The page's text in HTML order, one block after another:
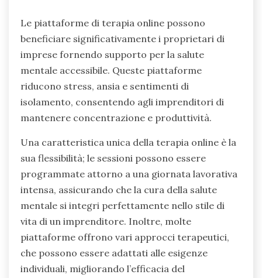
Le piattaforme di terapia online possono
beneficiare significativamente i proprietari di
imprese fornendo supporto per la salute
mentale accessibile. Queste piattaforme
riducono stress, ansia e sentimenti di
isolamento, consentendo agli imprenditori di
mantenere concentrazione e produttività.
Una caratteristica unica della terapia online è la
sua flessibilità; le sessioni possono essere
programmate attorno a una giornata lavorativa
intensa, assicurando che la cura della salute
mentale si integri perfettamente nello stile di
vita di un imprenditore. Inoltre, molte
piattaforme offrono vari approcci terapeutici,
che possono essere adattati alle esigenze
individuali, migliorando l’efficacia del